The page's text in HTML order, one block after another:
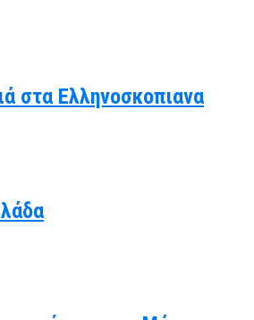
στα Ελληνοσκοπιανα